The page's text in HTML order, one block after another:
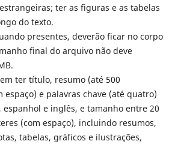
ter as figuras e as tabelas
do texto.
presentes, deverão ficar no corpo
final do arquivo não deve
ter título, resumo (até 500
espaço) e palavras chave (até quatro)
e inglês, e tamanho entre 20
(com espaço), incluindo resumos,
tabelas, gráficos e ilustrações,